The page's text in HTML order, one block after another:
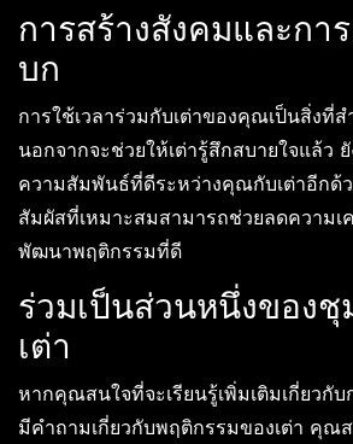
การสร้างสังคมและกา
บก
การใช้เวลาร่วมกับเต่าของคุณเป็นสิ่งที่
นอกจากจะช่วยให้เต่ารู้สึกสบายใจแล้ว
ความสัมพันธ์ที่ดีระหว่างคุณกับเต่าอีกด้ว
สัมผัสที่เหมาะสมสามารถช่วยลดความเ
พัฒนาพฤติกรรมที่ดี
ร่วมเป็นส่วนหนึ่งของ
เต่า
หากคุณสนใจที่จะเรียนรู้เพิ่มเติมเกี่ยวกั
มีคำถามเกี่ยวกับพฤติกรรมของเต่า คุณ